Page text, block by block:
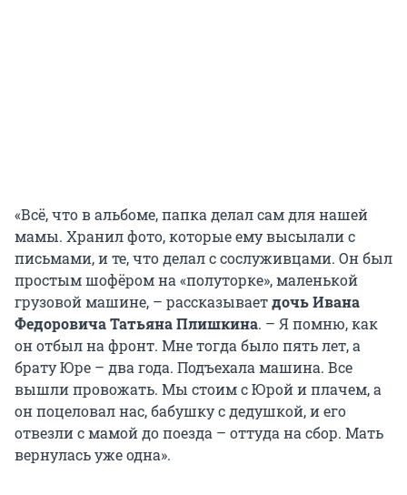
«Всё, что в альбоме, папка делал сам для нашей
мамы. Хранил фото, которые ему высылали с
письмами, и те, что делал с сослуживцами. Он был
простым шофёром на «полуторке», маленькой
грузовой машине, – рассказываетдочь Ивана
Федоровича Татьяна Плишкина. – Я помню, как
он отбыл на фронт. Мне тогда было пять лет, а
брату Юре – два года. Подъехала машина. Все
вышли провожать. Мы стоим с Юрой и плачем, а
он поцеловал нас, бабушку с дедушкой, и его
отвезли с мамой до поезда – оттуда на сбор. Мать
вернулась уже одна».